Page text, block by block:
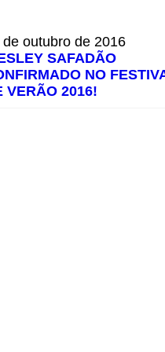
de outubro de 2016
SAFADÃO
NO
VERÃO 2016!